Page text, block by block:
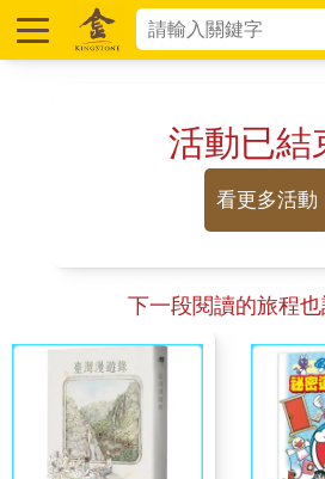
活動已結
看更多活動
下一段閱讀的旅程